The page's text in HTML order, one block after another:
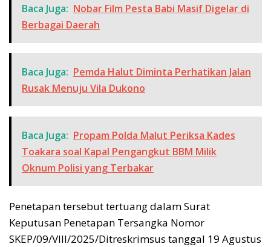
Baca Juga: Nobar Film Pesta Babi Masif Digelar di
Berbagai Daerah
Baca Juga: Pemda Halut Diminta Perhatikan Jalan
Rusak Menuju Vila Dukono
Baca Juga: Propam Polda Malut Periksa Kades
Toakara soal Kapal Pengangkut BBM Milik
Oknum Polisi yang Terbakar
Penetapan tersebut tertuang dalam Surat
Keputusan Penetapan Tersangka Nomor
SKEP/09/VIII/2025/Ditreskrimsus tanggal 19 Agustus